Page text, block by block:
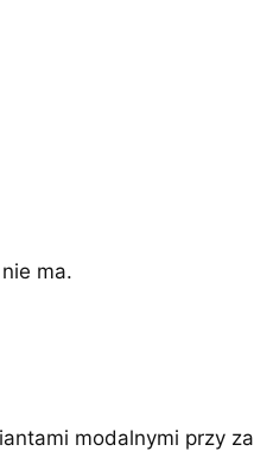
ma.
modalnymi przy